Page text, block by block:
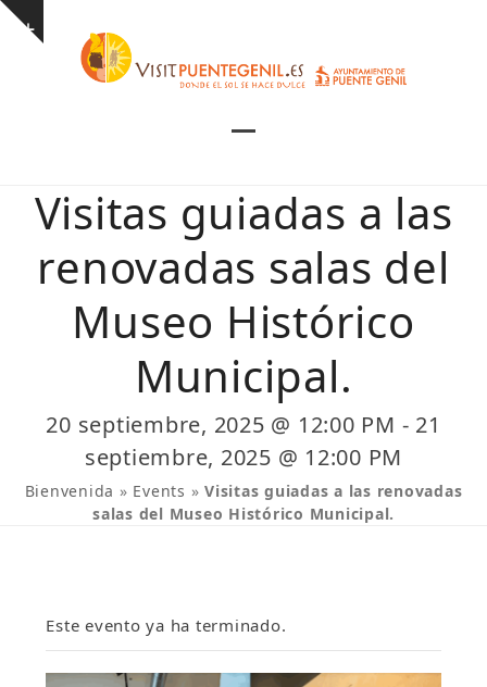
Skip
Show
mobile
menu
mobile
menu
Visitas guiadas a las
renovadas salas del
Museo Histórico
Municipal.
20 septiembre, 2025 @ 12:00 PM - 21
septiembre, 2025 @ 12:00 PM
Bienvenida » Events »Visitas guiadas a las renovadas
salas del Museo Histórico Municipal.
Este evento ya ha terminado.